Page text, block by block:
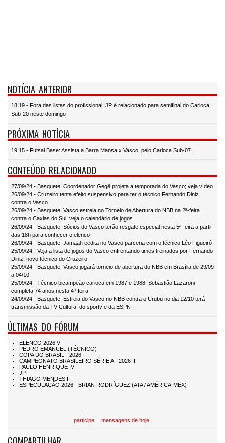
NOTÍCIA ANTERIOR
18:19 - Fora das listas do profissional, JP é relacionado para semifinal do Carioca
Sub-20 neste domingo
PRÓXIMA NOTÍCIA
19:15 - Futsal Base: Assista a Barra Mansa x Vasco, pelo Carioca Sub-07
CONTEÚDO RELACIONADO
27/09/24 - Basquete: Coordenador Gegê projeta a temporada do Vasco; veja vídeo
26/09/24 - Cruzeiro tenta efeito suspensivo para ter o técnico Fernando Diniz
contra o Vasco
26/09/24 - Basquete: Vasco estreia no Torneio de Abertura do NBB na 2ª-feira
contra o Caxias do Sul; veja o calendário de jogos
26/09/24 - Basquete: Sócios do Vasco terão resgate especial nesta 5ª-feira a partir
das 18h para conhecer o elenco
26/09/24 - Basquete: Jamaal reedita no Vasco parceria com o técnico Léo Figueiró
25/09/24 - Veja a lista de jogos do Vasco enfrentando times treinados por Fernando
Diniz, novo técnico do Cruzeiro
25/09/24 - Basquete: Vasco jogará torneio de abertura do NBB em Brasília de 29/09
a 04/10
25/09/24 - Técnico bicampeão carioca em 1987 e 1988, Sebastião Lazaroni
completa 74 anos nesta 4ª-feira
24/09/24 - Basquete: Estreia do Vasco no NBB contra o Urubu no dia 12/10 terá
transmissão da TV Cultura, do sportv e da ESPN
ÚLTIMAS DO FÓRUM
participe mensagens de hoje